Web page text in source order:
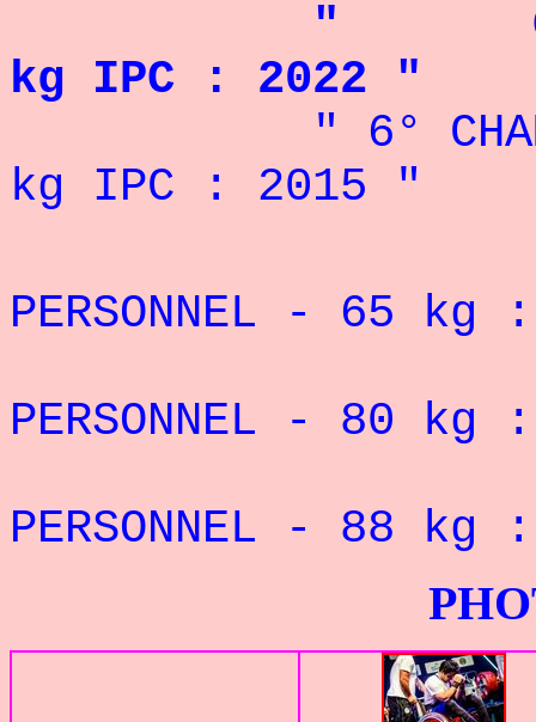
"
kg IPC : 2022 "
" 6°
kg IPC : 2015 "
PERSONNEL - 65
PERSONNEL - 80
PERSONNEL - 88
PHOTOS